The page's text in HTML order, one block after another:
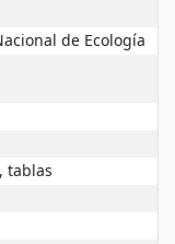
de Ecología
tablas